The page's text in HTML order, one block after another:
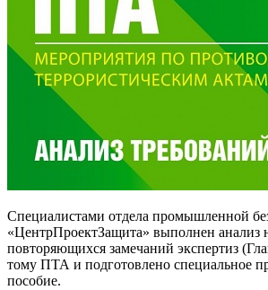
Специалистами отдела промышленной
«ЦентрПроектЗащита» выполнен анализ
повторяющихся замечаний экспертиз
тому ПТА и подготовлено специальное
пособие.